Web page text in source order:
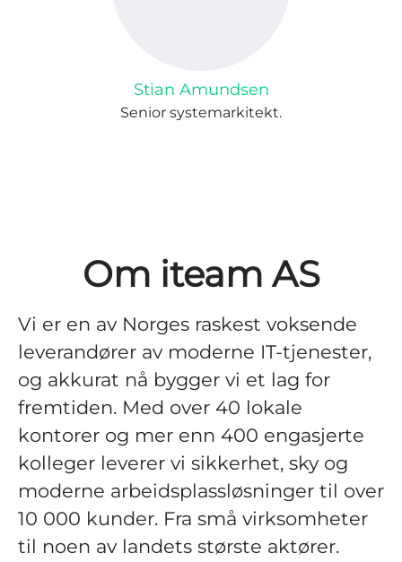
Stian Amundsen
Senior systemarkitekt.
Om iteam AS
Vi er en av Norges raskest voksende
leverandører av moderne IT-tjenester,
og akkurat nå bygger vi et lag for
fremtiden. Med over 40 lokale
kontorer og mer enn 400 engasjerte
kolleger leverer vi sikkerhet, sky og
moderne arbeidsplassløsninger til over
10 000 kunder. Fra små virksomheter
til noen av landets største aktører.